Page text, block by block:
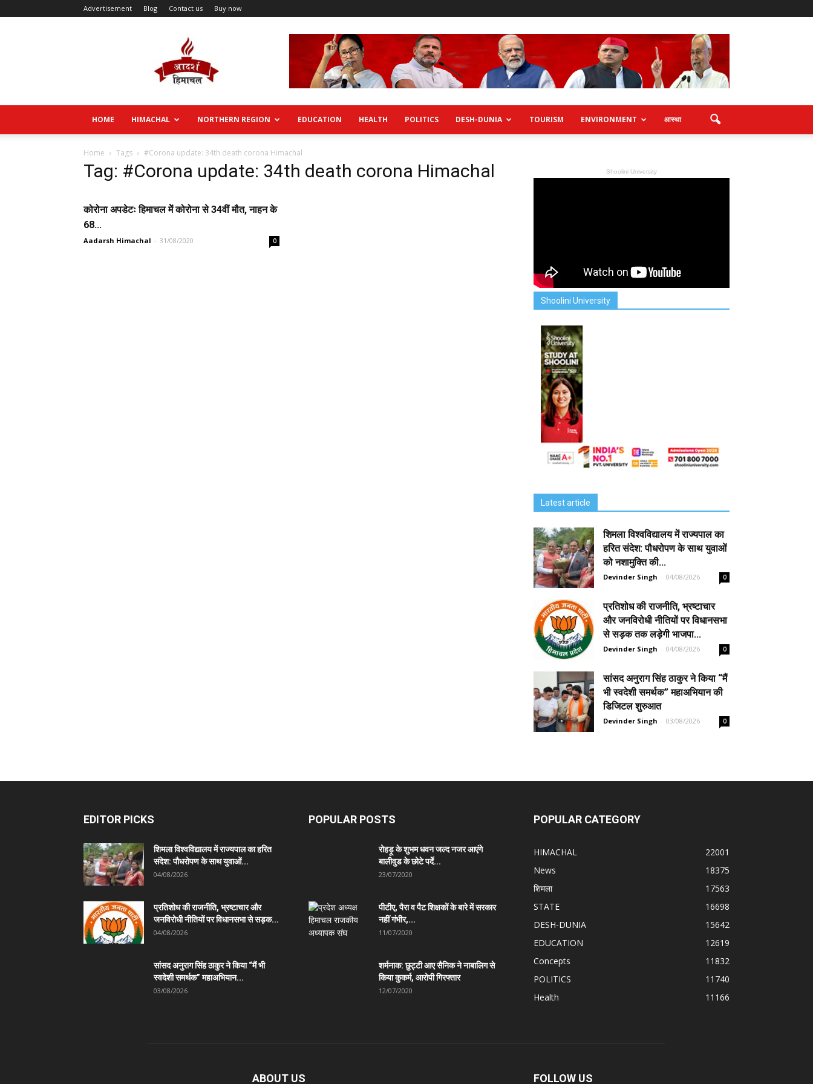
Advertisement Blog Contact us Buy now
HOME HIMACHAL NORTHERN REGION EDUCATION HEALTH POLITICS DESH-DUNIA TOURISM ENVIRONMENT आस्था
Home Tags #Corona update: 34th death corona Himachal
Tag: #Corona update: 34th death corona Himachal
कोरोना अपडेटः हिमाचल मेें कोरोना से 34वीं मौत, नाहन के
68...
Aadarsh Himachal - 31/08/2020 0
Shoolini University
Shoolini University
Latest article
शिमला विश्वविद्यालय में राज्यपाल का
हरित संदेश: पौधरोपण के साथ युवाओं
को नशामुक्ति की...
Devinder Singh - 04/08/2026 0
प्रतिशोध की राजनीति, भ्रष्टाचार
और जनविरोधी नीतियों पर विधानसभा
से सड़क तक लड़ेगी भाजपा...
Devinder Singh - 04/08/2026 0
सांसद अनुराग सिंह ठाकुर ने किया “मैं
भी स्वदेशी समर्थक” महाअभियान की
डिजिटल शुरुआत
Devinder Singh - 03/08/2026 0
EDITOR PICKS
शिमला विश्वविद्यालय में राज्यपाल का हरित
संदेश: पौधरोपण के साथ युवाओं...
04/08/2026
प्रतिशोध की राजनीति, भ्रष्टाचार और
जनविरोधी नीतियों पर विधानसभा से सड़क...
04/08/2026
सांसद अनुराग सिंह ठाकुर ने किया “मैं भी
स्वदेशी समर्थक” महाअभियान...
03/08/2026
POPULAR POSTS
रोहड़ू के शुभम धवन जल्द नजर आएंगे
बालीवुड के छोटे पर्दे...
23/07/2020
पीटीए, पैरा व पैट शिक्षकों के बारे में सरकार
नहीं गंभीर,...
11/07/2020
शर्मनाक: छुट्टी आए सैनिक ने नाबालिग से
किया कुकर्म, आरोपी गिरफ्तार
12/07/2020
POPULAR CATEGORY
HIMACHAL
22001
News
18375
शिमला
17563
STATE
16698
DESH-DUNIA
15642
EDUCATION
12619
Concepts
11832
POLITICS
11740
Health
11166
ABOUT US FOLLOW US